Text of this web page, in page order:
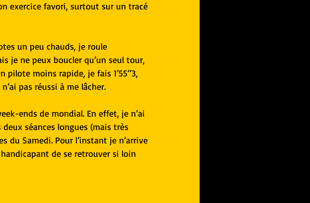
exercice favori, surtout sur un tracé
un peu chauds, je roule
je ne peux boucler qu’un seul tour,
moins rapide, je fais 1’55’’3,
pas réussi à me lâcher.
ends de mondial. En effet, je n’ai
séances longues (mais très
du Samedi. Pour l’instant je n’arrive
de se retrouver si loin